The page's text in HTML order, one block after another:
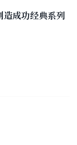
成功经典系列